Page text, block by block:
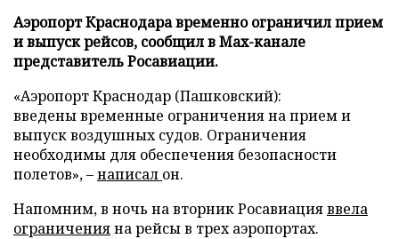
Аэропорт Краснодара временно ограничил прием
и выпуск рейсов, сообщил в Max-канале
представитель Росавиации.
«Аэропорт Краснодар (Пашковский):
введены временные ограничения на прием и
выпуск воздушных судов. Ограничения
необходимы для обеспечения безопасности
полетов», –написал он.
Напомним, в ночь на вторник Росавиацияввела
ограниченияна рейсы в трех аэропортах.